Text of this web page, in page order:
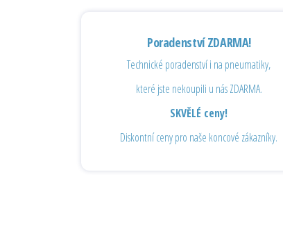
Poradenství ZDARMA!
Technické poradenství i na pneumatiky,
které jste nekoupili u nás ZDARMA.
SKVĚLÉ ceny!
Diskontní ceny pro naše koncové zákazníky.